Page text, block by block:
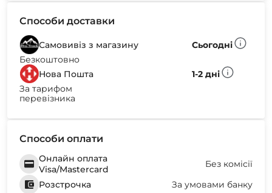
Способи доставки
Самовивіз з магазину
Сьогодні
Безкоштовно
Нова Пошта
1-2 дні
За тарифом
перевізника
Способи оплати
Онлайн оплата
Visa/Mastercard
Без комісії
Розстрочка
За умовами банку